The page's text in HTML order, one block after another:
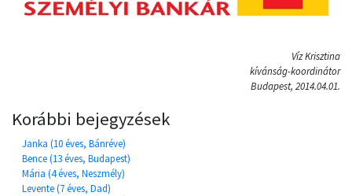
Víz Krisztina
kívánság-koordinátor
Budapest, 2014.04.01.
Korábbi bejegyzések
Janka (10 éves, Bánréve)
Bence (13 éves, Budapest)
Mária (4 éves, Neszmély)
Levente (7 éves, Dad)